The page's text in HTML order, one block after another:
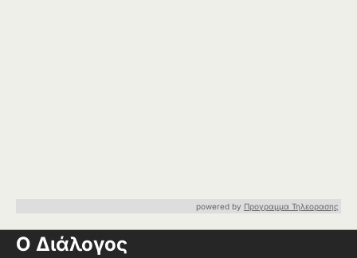
powered by Προγραμμα Τηλεορασης
Ο Διάλογος